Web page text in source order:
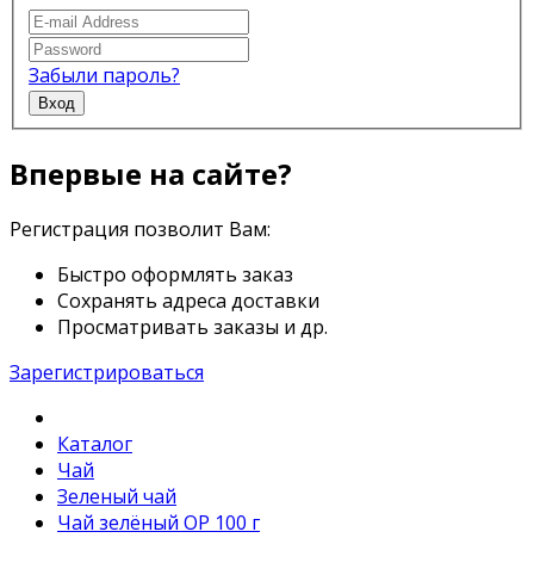
Забыли пароль?
Вход
Впервые на сайте?
Регистрация позволит Вам:
Быстро оформлять заказ
Сохранять адреса доставки
Просматривать заказы и др.
Зарегистрироваться
Каталог
Чай
Зеленый чай
Чай зелёный ОР 100 г